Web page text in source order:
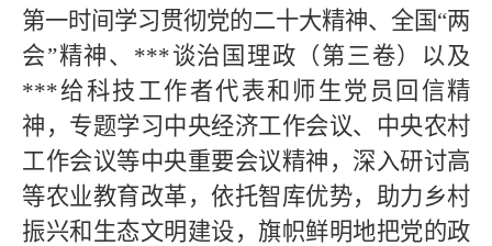
第一时间学习贯彻党的二十大精神、全国“两
会”精神、***谈治国理政（第三卷）以及
***给科技工作者代表和师生党员回信精
神，专题学习中央经济工作会议、中央农村
工作会议等中央重要会议精神，深入研讨高
等农业教育改革，依托智库优势，助力乡村
振兴和生态文明建设，旗帜鲜明地把党的政